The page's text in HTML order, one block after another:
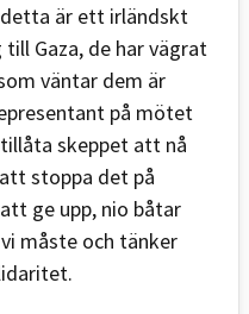
är ett irländskt
till Gaza, de har vägrat
väntar dem är
på mötet
skeppet att nå
stoppa det på
ge upp, nio båtar
måste och tänker